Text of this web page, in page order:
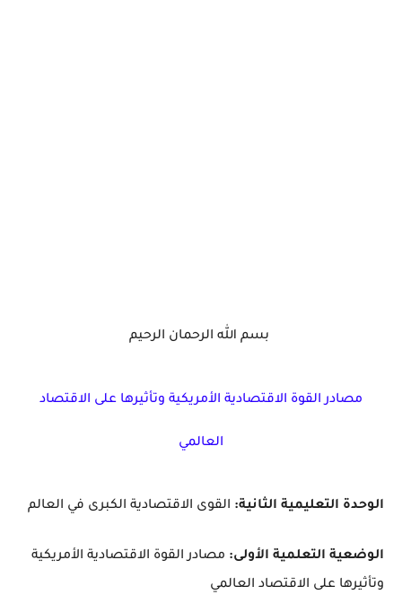
بسم الله الرحمان الرحيم
مصادر القوة الاقتصادية الأمريكية وتأثيرها على الاقتصاد
العالمي
الوحدة التعليمية الثانية: القوى الاقتصادية الكبرى في العالم
الوضعية التعلمية الأولى: مصادر القوة الاقتصادية الأمريكية
وتأثيرها على الاقتصاد العالمي